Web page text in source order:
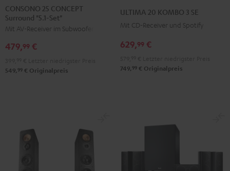
25
CONCEPT
Surround
"5.1-
Set"
Schwarz
CONSONO 25 CONCEPT
Surround "5.1-Set"
Mit AV-Receiver im Subwoofer
479,99 €
549, 99 € Originalpreis
SE
SE
ULTIMA 20 KOMBO 3 SE
Mit CD-Receiver und Spotify
629,99 €
749, 99 € Originalpreis